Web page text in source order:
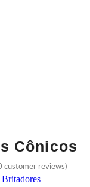
Cônicos
customer reviews)